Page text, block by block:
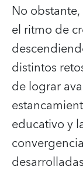
No
el ritmo de
distintos
de lograr
educativo y